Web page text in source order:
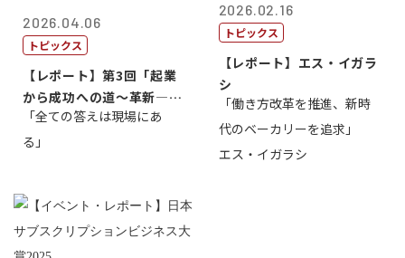
2026.04.06
トピックス
【レポート】第3回「起業
から成功への道～革新―挑
戦の先にある...
「全ての答えは現場にあ
る」
2026.02.16
トピックス
【レポート】エス・イガラ
シ
「働き方改革を推進、新時
代のベーカリーを追求」
エス・イガラシ